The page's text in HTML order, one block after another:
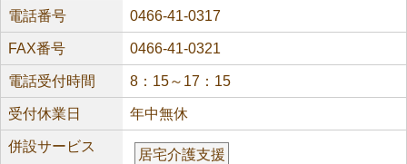
電話番号 0466-41-0317
FAX番号 0466-41-0321
電話受付時間 8：15～17：15
受付休業日 年中無休
併設サービス
居宅介護支援